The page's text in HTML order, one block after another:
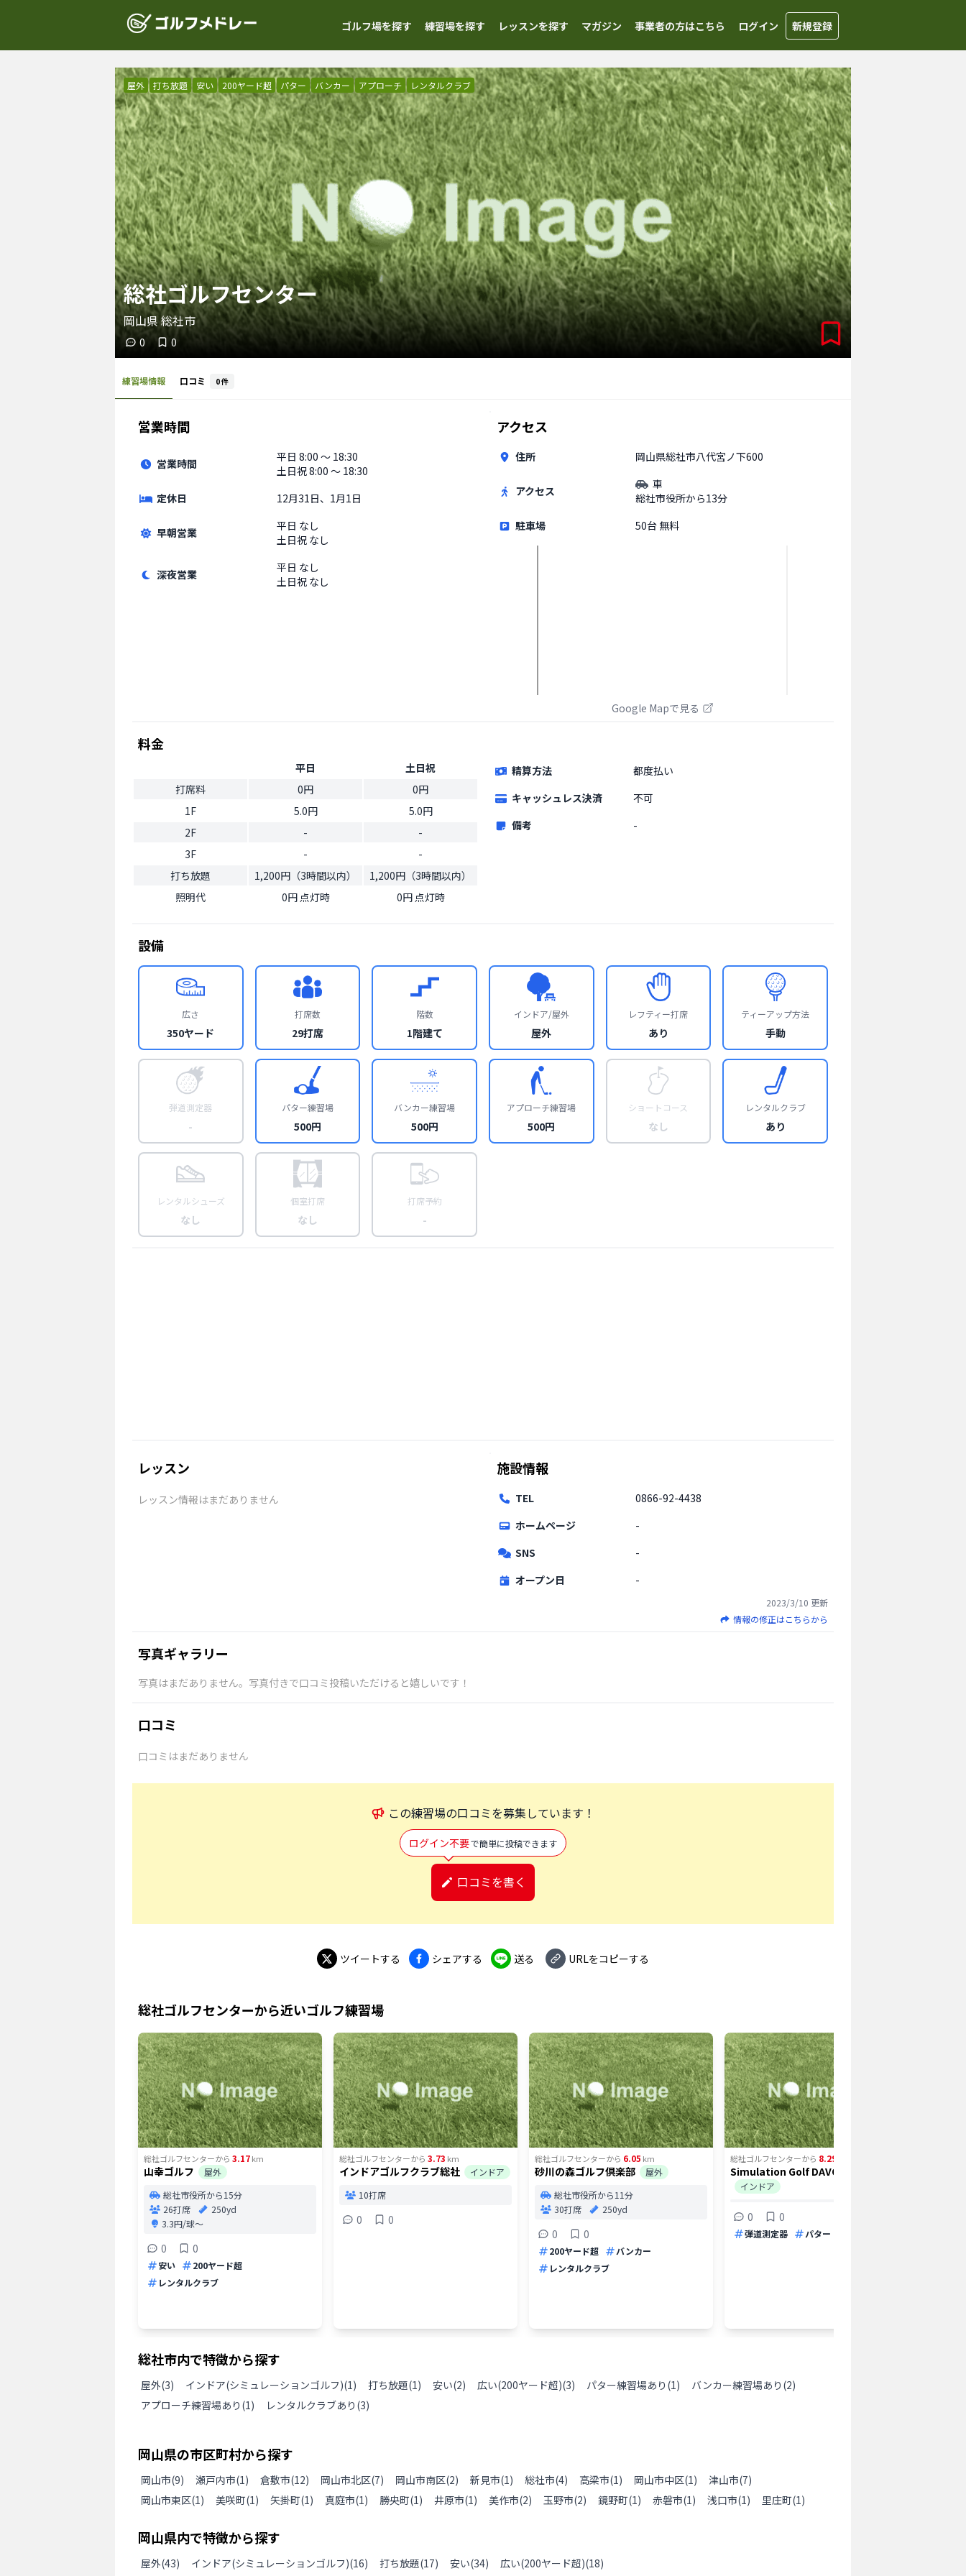
ゴルフ場を探す 練習場を探す レッスンを探す マガジン 事業者の方はこちら ログイン 新規登録
屋外 打ち放題 安い 200ヤード超 パター バンカー アプローチ レンタルクラブ
総社ゴルフセンター
岡山県総社市
0 0
練習場情報 口コミ 0件
営業時間
営業時間 平日 8:00 〜 18:30
土日祝8:00 〜 18:30
定休日
12月31日、1月1日
早朝営業 平日 なし
土日祝 なし
深夜営業 平日 なし
土日祝 なし
アクセス
住所 岡山県総社市八代宮ノ下600
アクセス
車
総社市役所から13分
駐車場
50台 無料
Google Mapで見る
料金
平日
土日祝
打席料
0円
0円
1F
5.0円
5.0円
2F
-
-
3F
-
-
打ち放題
1,200円（3時間以内）
1,200円（3時間以内）
照明代
0円 点灯時 0円 点灯時
精算方法
都度払い
キャッシュレス決済
不可
備考
-
設備
広さ
350ヤード
打席数
29打席
階数
1階建て
インドア/屋外
屋外
レフティー打席
あり
ティーアップ方法
手動
弾道測定器
-
パター練習場
500円
バンカー練習場
500円
アプローチ練習場
500円
ショートコース
なし
レンタルクラブ
あり
レンタルシューズ
なし
個室打席
なし
打席予約
-
レッスン
レッスン情報はまだありません
施設情報
TEL
0866-92-4438
ホームページ
-
SNS
-
オープン日
-
2023/3/10 更新
情報の修正はこちらから
写真ギャラリー
写真はまだありません。写真付きで口コミ投稿いただけると嬉しいです！
口コミ
口コミはまだありません
この練習場の口コミを募集しています！
ログイン不要で簡単に投稿できます
口コミを書く
ツイートする シェアする 送る URLをコピーする
総社ゴルフセンターから近いゴルフ練習場
総社ゴルフセンターから 3.17km
山幸ゴルフ
屋外
総社市役所から15分
26打席
250yd
3.3円/球〜
0 0
安い
200ヤード超
レンタルクラブ
総社ゴルフセンターから 3.73 km
インドアゴルフクラブ総社
インドア
10打席
0 0
総社ゴルフセンターから 6.05 km
砂川の森ゴルフ倶楽部
屋外
総社市役所から11分
30打席
250yd
0 0
200ヤード超
バンカー
レンタルクラブ
総社ゴルフセンターから 8.29
Simulation Golf DAVODAVO
インドア
0 0
弾道測定器 パター
総社市内で特徴から探す
屋外(3) インドア(シミュレーションゴルフ)(1) 打ち放題(1) 安い(2) 広い(200ヤード超)(3) パター練習場あり (1) バンカー練習場あり (2)
アプローチ練習場あり (1) レンタルクラブあり (3)
岡山県の市区町村から探す
岡山市(9) 瀬戸内市(1) 倉敷市(12) 岡山市北区(7) 岡山市南区(2) 新見市(1) 総社市(4) 高梁市(1) 岡山市中区(1) 津山市(7)
岡山市東区(1) 美咲町(1) 矢掛町(1) 真庭市(1) 勝央町(1) 井原市(1) 美作市(2) 玉野市(2) 鏡野町(1) 赤磐市(1) 浅口市(1) 里庄町(1)
岡山県内で特徴から探す
屋外(43) インドア(シミュレーションゴルフ)(16) 打ち放題(17) 安い(34) 広い(200ヤード超)(18)